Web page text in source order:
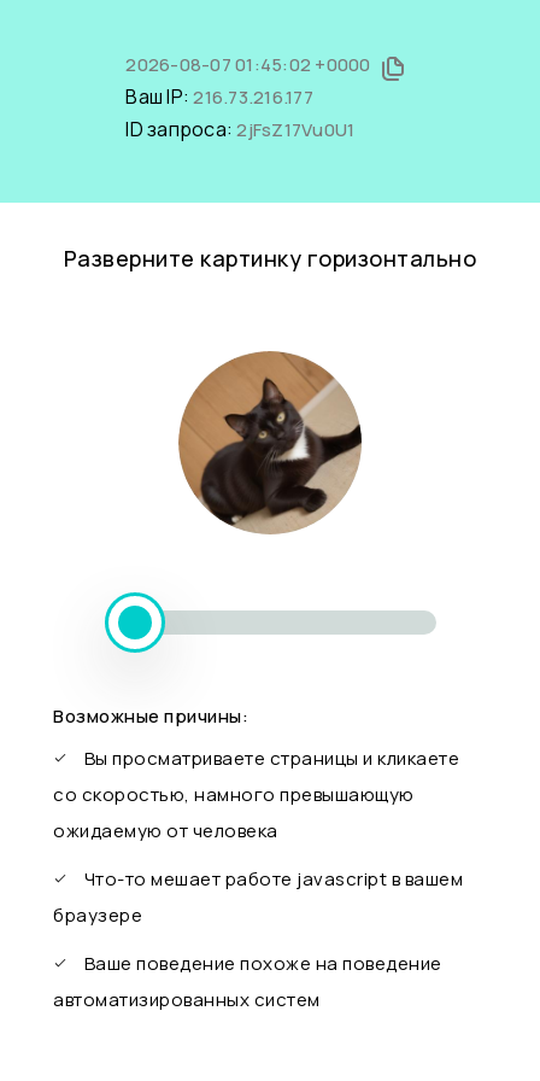
2026-08-07 01:45:02 +0000
Ваш IP:216.73.216.177
ID запроса:2jFsZ17Vu0U1
Разверните картинку горизонтально
Возможные причины:
Вы просматриваете страницы и кликаете
со скоростью, намного превышающую
ожидаемую от человека
Что-то мешает работе javascript в вашем
браузере
Ваше поведение похоже на поведение
автоматизированных систем